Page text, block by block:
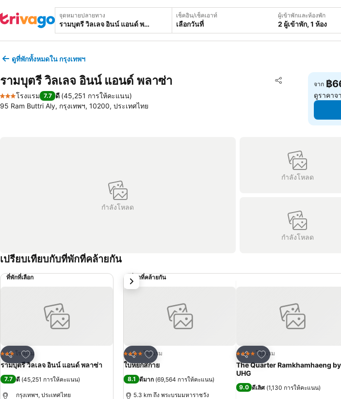
จุดหมายปลายทาง เช็คอิน/เช็คเอาท์
เลือกวันที่
ผู้เข้าพักและห้องพัก
2 ผู้เข้าพัก, 1 ห้อง
ดูที่พักทั้งหมดใน กรุงเทพฯ
รามบุตรี วิลเลจ อินน์ แอนด์ พลาซ่า แชร์
เพิ่มในรายการโ
3 ดาว
โรงแรม 7.7 ดี (45,251 การให้คะแนน)
95 Ram Buttri Aly, กรุงเทพฯ, 10200, ประเทศไทย
จาก ฿
ดูราคาจ
กำลังโหลด
กำลังโหลด
กำลังโหลด
เปรียบเทียบกับที่พักที่คล้ายกัน
ที่พักที่เลือก
แชร์
เพิ่มในรายการโปรด
3 ดาว โรงแรม
รามบุตรี วิลเลจ อินน์ แอนด์ พลาซ่า
7.7 ดี (45,251 การให้คะแนน)
กรุงเทพฯ, ประเทศไทย
ที่พักที่คล้ายกัน
แชร์
เพิ่มในรายการโปรด
4 ดาว โรงแรม
ใบหยกสกาย
8.1 ดีมาก (69,564 การให้คะแนน)
5.3 km ถึง พระบรมมหาราชวัง
แชร์
เพิ่มในรายการโปรด
4 ดาว โรงแรม
The Quarter Ramkhamhaeng by
UHG
9.0 ดีเลิศ (1,130 การให้คะแนน)
ถัดไป